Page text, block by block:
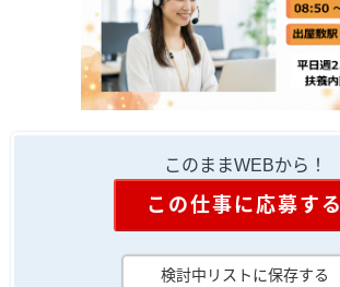
このままWEBから！
この仕事に応募する
検討中リストに保存する